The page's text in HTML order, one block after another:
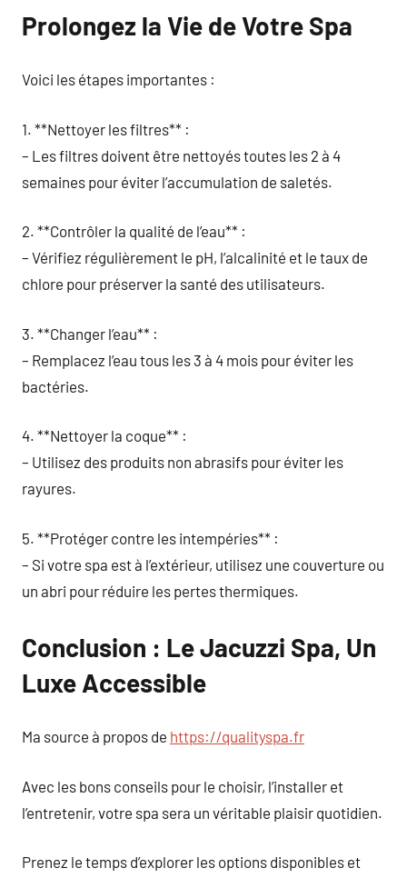
Prolongez la Vie de Votre Spa
Voici les étapes importantes :
1. **Nettoyer les filtres** :
– Les filtres doivent être nettoyés toutes les 2 à 4
semaines pour éviter l’accumulation de saletés.
2. **Contrôler la qualité de l’eau** :
– Vérifiez régulièrement le pH, l’alcalinité et le taux de
chlore pour préserver la santé des utilisateurs.
3. **Changer l’eau** :
– Remplacez l’eau tous les 3 à 4 mois pour éviter les
bactéries.
4. **Nettoyer la coque** :
– Utilisez des produits non abrasifs pour éviter les
rayures.
5. **Protéger contre les intempéries** :
– Si votre spa est à l’extérieur, utilisez une couverture ou
un abri pour réduire les pertes thermiques.
Conclusion : Le Jacuzzi Spa, Un
Luxe Accessible
Ma source à propos de https://qualityspa.fr
Avec les bons conseils pour le choisir, l’installer et
l’entretenir, votre spa sera un véritable plaisir quotidien.
Prenez le temps d’explorer les options disponibles et